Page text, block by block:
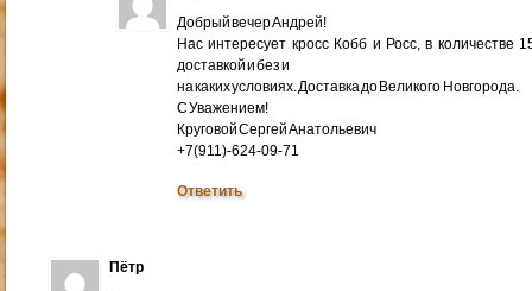
Добрый вечер Андрей!
Нас интересует кросс Кобб и Росс, в количестве
доставкой и без и
на каких условиях. Доставка до Великого Новгорода.
С Уважением!
Круговой Сергей Анатольевич
+7(911)-624-09-71
Ответить
Пётр